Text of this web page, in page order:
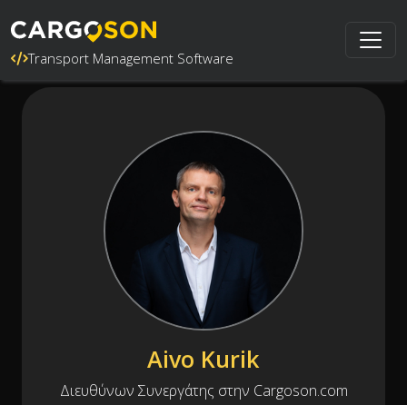
Transport Management Software
Aivo Kurik
Διευθύνων Συνεργάτης στην Cargoson.com